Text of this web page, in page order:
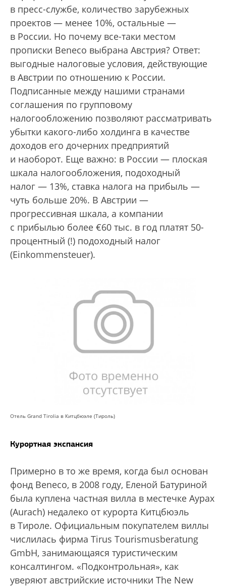
в пресс-службе, количество зарубежных
проектов — менее 10%, остальные —
в России. Но почему все-таки местом
прописки Beneco выбрана Австрия? Ответ:
выгодные налоговые условия, действующие
в Австрии по отношению к России.
Подписанные между нашими странами
соглашения по групповому
налогообложению позволяют рассматривать
убытки какого-либо холдинга в качестве
доходов его дочерних предприятий
и наоборот. Еще важно: в России — плоская
шкала налогообложения, подоходный
налог — 13%, ставка налога на прибыль —
чуть больше 20%. В Австрии —
прогрессивная шкала, а компании
с прибылью более €60 тыс. в год платят 50-
процентный (!) подоходный налог
(Einkommensteuer).
Отель Grand Tirolia в Китцбюэле (Тироль)
Курортная экспансия
Примерно в то же время, когда был основан
фонд Beneco, в 2008 году, Еленой Батуриной
была куплена частная вилла в местечке Аурах
(Aurach) недалеко от курорта Китцбюэль
в Тироле. Официальным покупателем виллы
числилась фирма Tirus Tourismusberatung
GmbH, занимающаяся туристическим
консалтингом. «Подконтрольная», как
уверяют австрийские источники The New